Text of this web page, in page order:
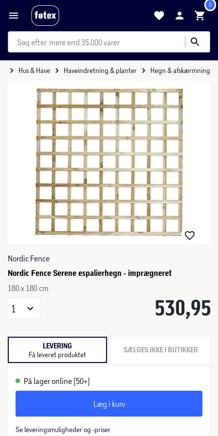
0
mere end 35.000 varer
Hus & Have Haveindretning & planter Hegn & afskærmning
Nordic Fence
Nordic Fence Serene espalierhegn - imprægneret
180 x 180 cm
530,95
1
LEVERING
Få leveret produktet SÆLGES IKKE I BUTIKKER
På lager online (50+)
Læg i kurv
Se leveringsmuligheder og -priser